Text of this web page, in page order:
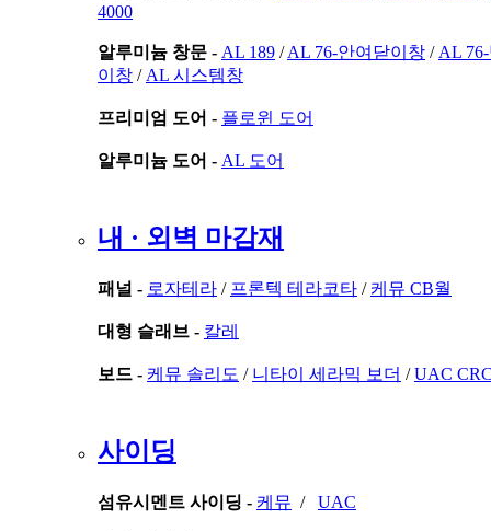
4000
알루미늄 창문 - AL 189 /AL 76-안여닫이창 / AL
이창 / AL 시스템창
프리미엄 도어 - 플로윈 도어
알루미늄 도어 - AL 도어
내 · 외벽 마감재
패널 - 로자테라 / 프론텍 테라코타 / 케뮤 CB월
대형 슬래브 - 칼레
보드 - 케뮤 솔리도 / 니타이 세라믹 보더 /UAC
사이딩
섬유시멘트 사이딩 - 케뮤 / UAC